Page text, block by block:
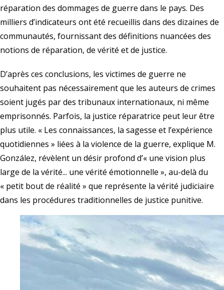
réparation des dommages de guerre dans le pays. Des
milliers d’indicateurs ont été recueillis dans des dizaines de
communautés, fournissant des définitions nuancées des
notions de réparation, de vérité et de justice.
D’après ces conclusions, les victimes de guerre ne
souhaitent pas nécessairement que les auteurs de crimes
soient jugés par des tribunaux internationaux, ni même
emprisonnés. Parfois, la justice réparatrice peut leur être
plus utile. « Les connaissances, la sagesse et l’expérience
quotidiennes » liées à la violence de la guerre, explique M.
González, révèlent un désir profond d’« une vision plus
large de la vérité... une vérité émotionnelle », au-delà du
« petit bout de réalité » que représente la vérité judiciaire
dans les procédures traditionnelles de justice punitive.